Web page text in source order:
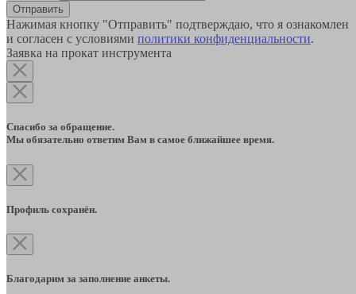
Отправить
Нажимая кнопку "Отправить" подтверждаю, что я ознакомлен
и согласен с условиями политики конфиденциальности.
Заявка на прокат инструмента
Спасибо за обращение.
Мы обязательно ответим Вам в самое ближайшее время.
Профиль сохранён.
Благодарим за заполнение анкеты.